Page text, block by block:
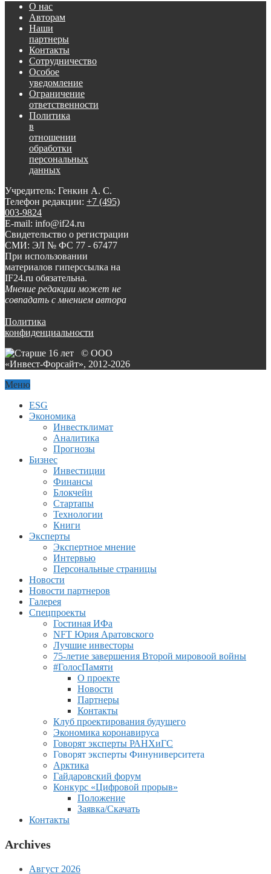
О нас
Авторам
Наши
партнеры
Контакты
Сотрудничество
Особое
уведомление
Ограничение
ответственности
Политика
в
отношении
обработки
персональных
данных
Учредитель: Генкин А. С.
Телефон редакции: +7 (495)
003-9824
E-mail: info@if24.ru
Свидетельство о регистрации
СМИ: ЭЛ № ФС 77 - 67477
При использовании
материалов гиперссылка на
IF24.ru обязательна.
Мнение редакции может не
совпадать с мнением автора
Политика
конфиденциальности
© ООО
«Инвест-Форсайт», 2012-2026
Меню
ESG
Экономика
Инвестклимат
Аналитика
Прогнозы
Бизнес
Инвестиции
Финансы
Блокчейн
Стартапы
Технологии
Книги
Эксперты
Экспертное мнение
Интервью
Персональные страницы
Новости
Новости партнеров
Галерея
Спецпроекты
Гостиная ИФа
NFT Юрия Аратовского
Лучшие инвесторы
75-летие завершения Второй мировоой войны
#ГолосПамяти
О проекте
Новости
Партнеры
Контакты
Клуб проектирования будущего
Экономика коронавируса
Говорят эксперты РАНХиГС
Говорят эксперты Финуниверситета
Арктика
Гайдаровский форум
Конкурс «Цифровой прорыв»
Положение
Заявка/Скачать
Контакты
Archives
Август 2026